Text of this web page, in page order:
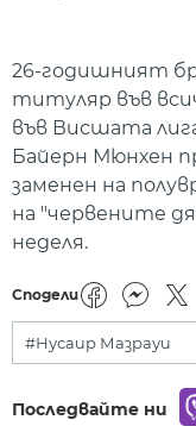
26-годишният
титуляр във
във Висшата
Байерн Мюнхен
заменен на
на "червените
неделя.
Сподели
#Нусаир Мазрауи
Последвайте ни